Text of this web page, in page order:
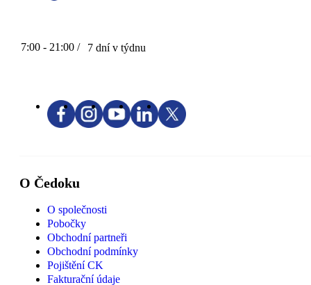
7:00 - 21:00 / 7 dní v týdnu
O Čedoku
O společnosti
Pobočky
Obchodní partneři
Obchodní podmínky
Pojištění CK
Fakturační údaje